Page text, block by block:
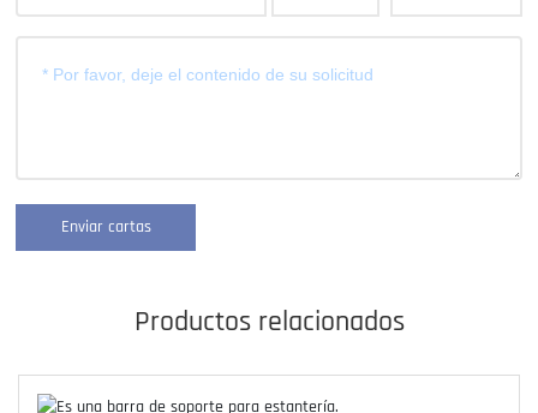
Enviar cartas
Productos relacionados